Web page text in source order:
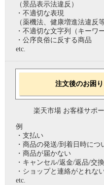
（景品表示法違反）
・不適切な表現
（薬機法、健康増進法違反等
・不適切な文字列（キーワ
・公序良俗に反する商品
etc.
注文後のお困
楽天市場 お客様サポ
例
・支払い
・商品の発送/到着日時につ
・商品が届かない
・キャンセル/返金/返品/交換
・ショップと連絡がとれな
etc.